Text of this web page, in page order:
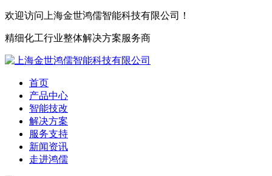
欢迎访问上海金世鸿儒智能科技有限公司！
精细化工行业整体解决方案服务商
首页
产品中心
智能技改
解决方案
服务支持
新闻资讯
走进鸿儒